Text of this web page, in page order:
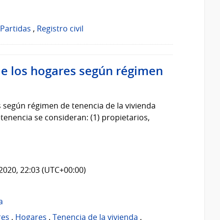
Partidas , Registro civil
los hogares según régimen
régimen de tenencia de la vivienda
se consideran: (1) propietarios,
22:03 (UTC+00:00)
, Hogares , Tenencia de la vivienda ,